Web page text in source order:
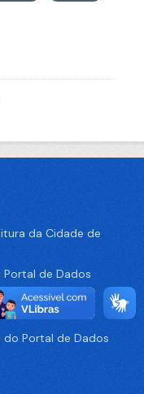
da Cidade de
de Dados
do Recife
Portal de Dados